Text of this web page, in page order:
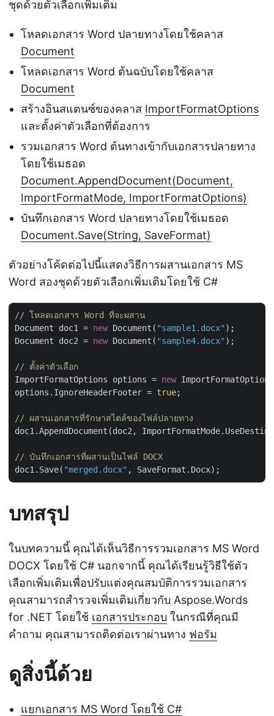
ชุดด้วยตัวเลือกเพิ่มเติม
โหลดเอกสาร Word ปลายทางโดยใช้คลาส
Document
โหลดเอกสาร Word ต้นฉบับโดยใช้คลาส
Document
สร้างอินสแตนซ์ของคลาส ImportFormatOptions
และตั้งค่าตัวเลือกที่ต้องการ
รวมเอกสาร Word ต้นทางเข้ากับเอกสารปลายทาง
โดยใช้เมธอด
Document.AppendDocument(Document,
ImportFormatMode, ImportFormatOptions)
บันทึกเอกสาร Word ปลายทางโดยใช้เมธอด
Document.Save(String, SaveFormat)
ตัวอย่างโค้ดต่อไปนี้แสดงวิธีการผสานเอกสาร MS
Word สองชุดด้วยตัวเลือกเพิ่มเติมโดยใช้ C#
// โหลดเอกสาร Word ที่จะผสาน
Document doc1 = new Document( "sample1.docx" );
Document doc2 = new Document( "sample4.docx" );
// ตั้งค่าตัวเลือก
ImportFormatOptions options = new
options.IgnoreHeaderFooter = true;
// ผสานเอกสารที่รักษาสไตล์ของไฟล์ปลายทาง
doc1.AppendDocument(doc2,
// บันทึกเอกสารที่ผสานเป็นไฟล์ DOCX
doc1.Save( "merged.docx"
บทสรุป
ในบทความนี้ คุณได้เห็นวิธีการรวมเอกสาร MS Word
DOCX โดยใช้ C# นอกจากนี้ คุณได้เรียนรู้วิธีใช้ตัว
เลือกเพิ่มเติมเพื่อปรับแต่งคุณสมบัติการรวมเอกสาร
คุณสามารถสำรวจเพิ่มเติมเกี่ยวกับ Aspose.Words
for .NET โดยใช้ เอกสารประกอบ ในกรณีที่คุณมี
คำถาม คุณสามารถติดต่อเราผ่านทาง ฟอรัม
ดูสิ่งนี้ด้วย
แยกเอกสาร MS Word โดยใช้ C#